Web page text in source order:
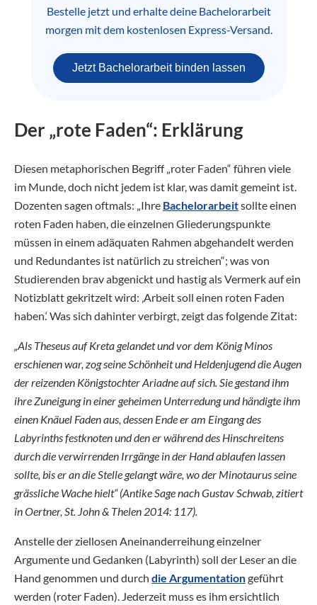
Bestelle jetzt und erhalte deine Bachelorarbeit
morgen mit dem kostenlosen Express-Versand.
Jetzt Bachelorarbeit binden lassen
Der „rote Faden“: Erklärung
Diesen metaphorischen Begriff „roter Faden“ führen viele
im Munde, doch nicht jedem ist klar, was damit gemeint ist.
Dozenten sagen oftmals: „Ihre Bachelorarbeitsollte einen
roten Faden haben, die einzelnen Gliederungspunkte
müssen in einem adäquaten Rahmen abgehandelt werden
und Redundantes ist natürlich zu streichen“; was von
Studierenden brav abgenickt und hastig als Vermerk auf ein
Notizblatt gekritzelt wird: ‚Arbeit soll einen roten Faden
haben.‘ Was sich dahinter verbirgt, zeigt das folgende Zitat:
„Als Theseus auf Kreta gelandet und vor dem König Minos
erschienen war, zog seine Schönheit und Heldenjugend die Augen
der reizenden Königstochter Ariadne auf sich. Sie gestand ihm
ihre Zuneigung in einer geheimen Unterredung und händigte ihm
einen Knäuel Faden aus, dessen Ende er am Eingang des
Labyrinths festknoten und den er während des Hinschreitens
durch die verwirrenden Irrgänge in der Hand ablaufen lassen
sollte, bis er an die Stelle gelangt wäre, wo der Minotaurus seine
grässliche Wache hielt“ (Antike Sage nach Gustav Schwab, zitiert
in Oertner, St. John & Thelen 2014: 117).
Anstelle der ziellosen Aneinanderreihung einzelner
Argumente und Gedanken (Labyrinth) soll der Leser an die
Hand genommen und durch die Argumentationgeführt
werden (roter Faden). Jederzeit muss es ihm ersichtlich